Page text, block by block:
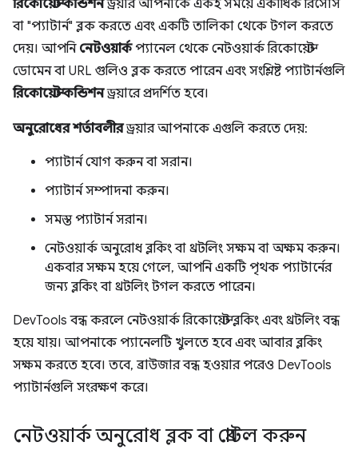
রিকোয়েস্ট কন্ডিশনড্রয়ার আপনাকে একই সময়ে একাধিক রিসোর্স
বা "প্যাটার্ন" ব্লক করতে এবং একটি তালিকা থেকে টগল করতে
দেয়। আপনি নেটওয়ার্কপ্যানেল থেকে নেটওয়ার্ক রিকোয়েস্ট
ডোমেন বা URL গুলিও ব্লক করতে পারেন এবং সংশ্লিষ্ট প্যাটার্নগুলি
রিকোয়েস্ট কন্ডিশনড্রয়ারে প্রদর্শিত হবে।
অনুরোধের শর্তাবলীরড্রয়ার আপনাকে এগুলি করতে দেয়:
প্যাটার্ন যোগ করুন বা সরান।
প্যাটার্ন সম্পাদনা করুন।
সমস্ত প্যাটার্ন সরান।
নেটওয়ার্ক অনুরোধ ব্লকিং বা থ্রটলিং সক্ষম বা অক্ষম করুন।
একবার সক্ষম হয়ে গেলে, আপনি একটি পৃথক প্যাটার্নের
জন্য ব্লকিং বা থ্রটলিং টগল করতে পারেন।
DevTools বন্ধ করলে নেটওয়ার্ক রিকোয়েস্ট ব্লকিং এবং থ্রটলিং বন্ধ
হয়ে যায়। আপনাকে প্যানেলটি খুলতে হবে এবং আবার ব্লকিং
সক্ষম করতে হবে। তবে, ব্রাউজার বন্ধ হওয়ার পরেও DevTools
প্যাটার্নগুলি সংরক্ষণ করে।
নেটওয়ার্ক অনুরোধ ব্লক বা থ্রোটল করুন